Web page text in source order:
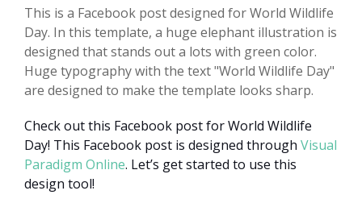
This is a Facebook post designed for World Wildlife
Day. In this template, a huge elephant illustration is
designed that stands out a lots with green color.
Huge typography with the text "World Wildlife Day"
are designed to make the template looks sharp.
Check out this Facebook post for World Wildlife
Day! This Facebook post is designed through Visual
Paradigm Online. Let’s get started to use this
design tool!